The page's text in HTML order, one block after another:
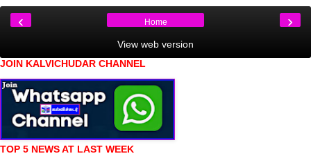
‹ ›
Home
View web version
JOIN KALVICHUDAR CHANNEL
TOP 5 NEWS AT LAST WEEK